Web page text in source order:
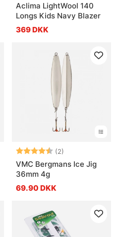
Aclima LightWool 140
Longs Kids Navy Blazer
369 DKK
Vurdering: (2)
VMC Bergmans Ice Jig
36mm 4g
69.90 DKK